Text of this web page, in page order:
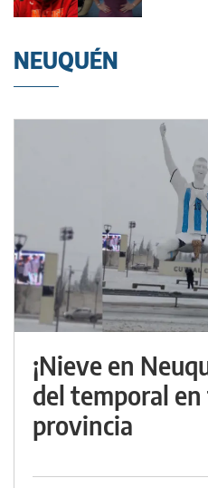
NEUQUÉN
¡Nieve en
del temporal
provincia